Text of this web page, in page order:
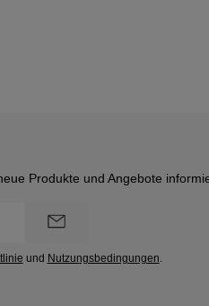
Produkte und Angebote
und Nutzungsbedingungen